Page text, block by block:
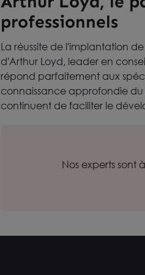
professionnels
La réussite de l'implantation
d'Arthur Loyd, leader en
répond parfaitement aux
connaissance approfondie
continuent de faciliter le
Nos experts sont